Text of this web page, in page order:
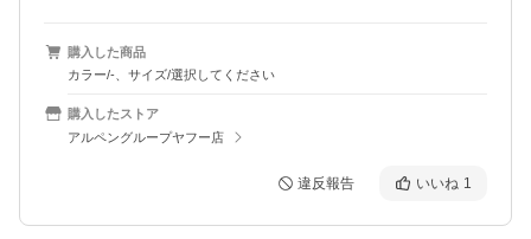
購入した商品
カラー/-、サイズ/選択してください
購入したストア
アルペングループヤフー店
違反報告 いいね 1